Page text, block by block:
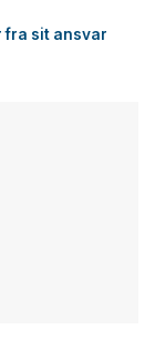
fra sit ansvar